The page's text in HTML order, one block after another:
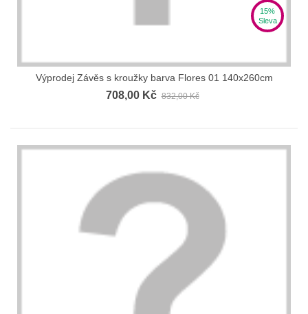
15%
Sleva
Výprodej Závěs s kroužky barva Flores 01 140x260cm
708,00 Kč 832,00 Kč